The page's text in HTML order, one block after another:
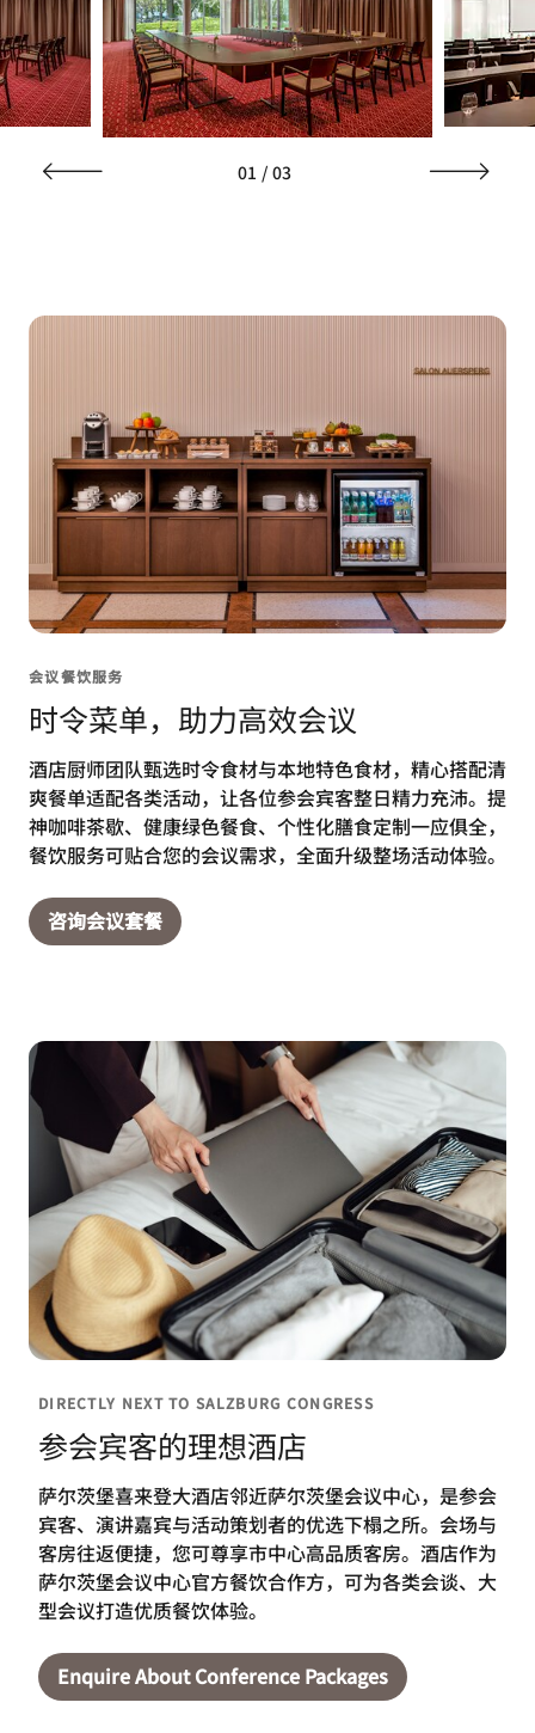
01 / 03
会议餐饮服务
时令菜单，助力高效会议
酒店厨师团队甄选时令食材与本地特色食材，精心搭配清
爽餐单适配各类活动，让各位参会宾客整日精力充沛。提
神咖啡茶歇、健康绿色餐食、个性化膳食定制一应俱全，
餐饮服务可贴合您的会议需求，全面升级整场活动体验。
咨询会议套餐
DIRECTLY NEXT TO SALZBURG CONGRESS
参会宾客的理想酒店
萨尔茨堡喜来登大酒店邻近萨尔茨堡会议中心，是参会
宾客、演讲嘉宾与活动策划者的优选下榻之所。会场与
客房往返便捷，您可尊享市中心高品质客房。酒店作为
萨尔茨堡会议中心官方餐饮合作方，可为各类会谈、大
型会议打造优质餐饮体验。
Enquire About Conference Packages